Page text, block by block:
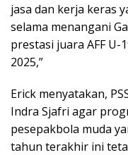
jasa dan kerja keras
selama menangani
prestasi juara AFF U-
2025,”
Erick menyatakan,
Indra Sjafri agar
pesepakbola muda
tahun terakhir ini